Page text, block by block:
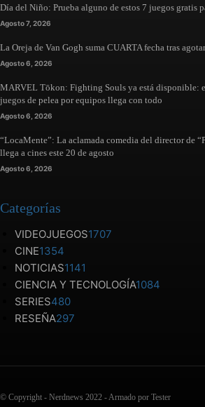
Día del Niño: Prueba alguno de estos 7 juegos gratis
Agosto 7, 2026
La Oreja de Van Gogh suma CUARTA fecha tras
Agosto 6, 2026
MARVEL Tōkon: Fighting Souls ya está disponible:
juegos de pelea por equipos llega con todo
Agosto 6, 2026
“LocaMente”: La aclamada comedia del director de
llega a cines este 20 de agosto
Agosto 6, 2026
Categorías
VIDEOJUEGOS1707
CINE1354
NOTICIAS1141
CIENCIA Y TECNOLOGÍA1084
SERIES480
RESEÑA297
© Copyright - Nerdnews 2022 - Armado por Tester